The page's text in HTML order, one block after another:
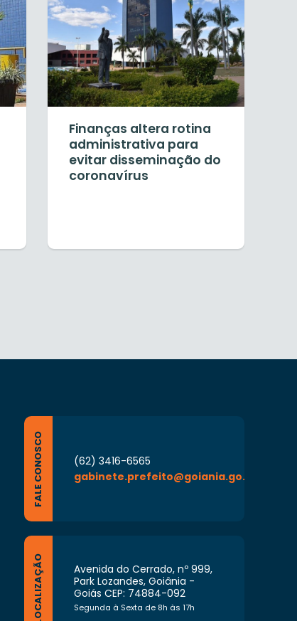
Finanças altera rotina
administrativa para
evitar disseminação do
coronavírus
FALE CONOSCO
(62) 3416-6565
gabinete.prefeito@goiania.go.gov.br
LOCALIZAÇÃO
Avenida do Cerrado, nº 999,
Park Lozandes, Goiânia -
Goiás CEP: 74884-092
Segunda à Sexta de 8h às 17h